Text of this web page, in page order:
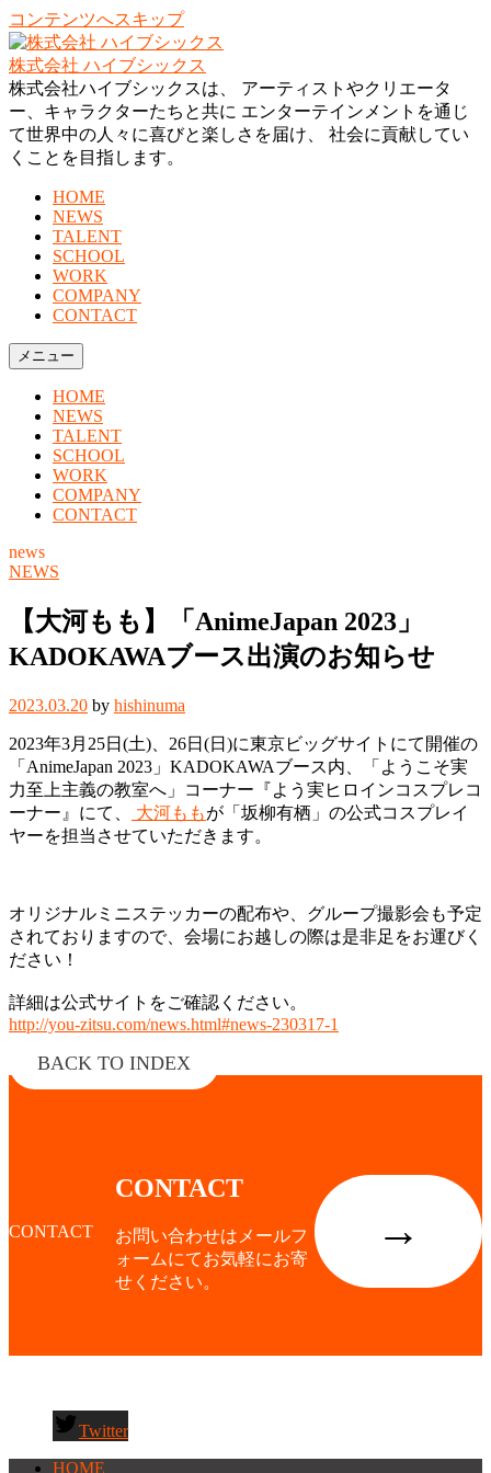
コンテンツへスキップ
株式会社 ハイブシックス
株式会社ハイブシックスは、 アーティストやクリエータ
ー、キャラクターたちと共に エンターテインメントを通じ
て世界中の人々に喜びと楽しさを届け、 社会に貢献してい
くことを目指します。
HOME
NEWS
TALENT
SCHOOL
WORK
COMPANY
CONTACT
メニュー
HOME
NEWS
TALENT
SCHOOL
WORK
COMPANY
CONTACT
news
NEWS
【大河もも】「AnimeJapan 2023」
KADOKAWAブース出演のお知らせ
2023.03.20 by hishinuma
2023年3月25日(土)、26日(日)に東京ビッグサイトにて開催の
「AnimeJapan 2023」KADOKAWAブース内、「ようこそ実
力至上主義の教室へ」コーナー『よう実ヒロインコスプレコ
ーナー』にて、
大河ももが「坂柳有栖」の公式コスプレイ
ヤーを担当させていただきます。
オリジナルミニステッカーの配布や、グループ撮影会も予定
されておりますので、会場にお越しの際は是非足をお運びく
ださい！
詳細は公式サイトをご確認ください。
http://you-zitsu.com/news.html#news-230317-1
BACK TO INDEX
CONTACT
CONTACT
お問い合わせはメールフ
ォームにてお気軽にお寄
せください。
→
Twitter
HOME